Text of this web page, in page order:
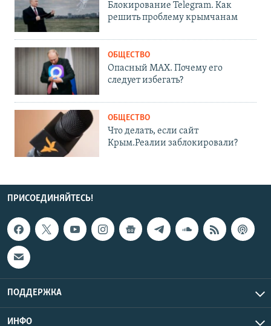
Блокирование Telegram. Как
решить проблему крымчанам
ОБЩЕСТВО
Опасный MAX. Почему его
следует избегать?
ОБЩЕСТВО
Что делать, если сайт
Крым.Реалии заблокировали?
ПРИСОЕДИНЯЙТЕСЬ!
ПОДДЕРЖКА
ИНФО